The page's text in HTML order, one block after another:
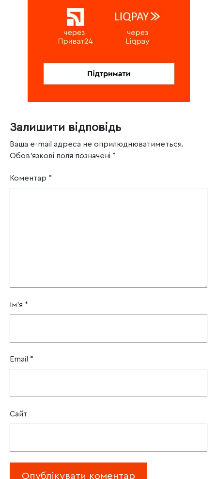
Залишити відповідь
Ваша e-mail адреса не оприлюднюватиметься.
Обов’язкові поля позначені *
Коментар *
Ім'я *
Email *
Сайт